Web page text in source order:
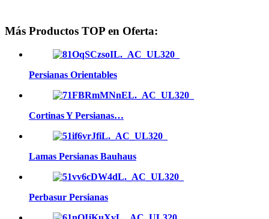
Más Productos TOP en Oferta:
Persianas Orientables
Cortinas Y Persianas…
Lamas Persianas Bauhaus
Perbasur Persianas